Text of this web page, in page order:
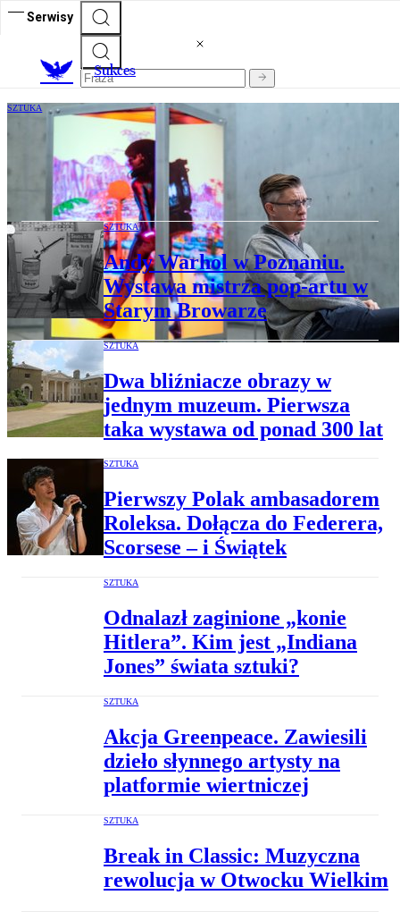
Serwisy
Sukces
SZTUKA
Rynek tokenów NFT miał być wart
miliardy. Teraz firmy po cichu z niego
uciekają
SZTUKA
Andy Warhol w Poznaniu.
Wystawa mistrza pop-artu w
Starym Browarze
SZTUKA
Dwa bliźniacze obrazy w
jednym muzeum. Pierwsza
taka wystawa od ponad 300 lat
SZTUKA
Pierwszy Polak ambasadorem
Roleksa. Dołącza do Federera,
Scorsese – i Świątek
SZTUKA
Odnalazł zaginione „konie
Hitlera”. Kim jest „Indiana
Jones” świata sztuki?
SZTUKA
Akcja Greenpeace. Zawiesili
dzieło słynnego artysty na
platformie wiertniczej
SZTUKA
Break in Classic: Muzyczna
rewolucja w Otwocku Wielkim